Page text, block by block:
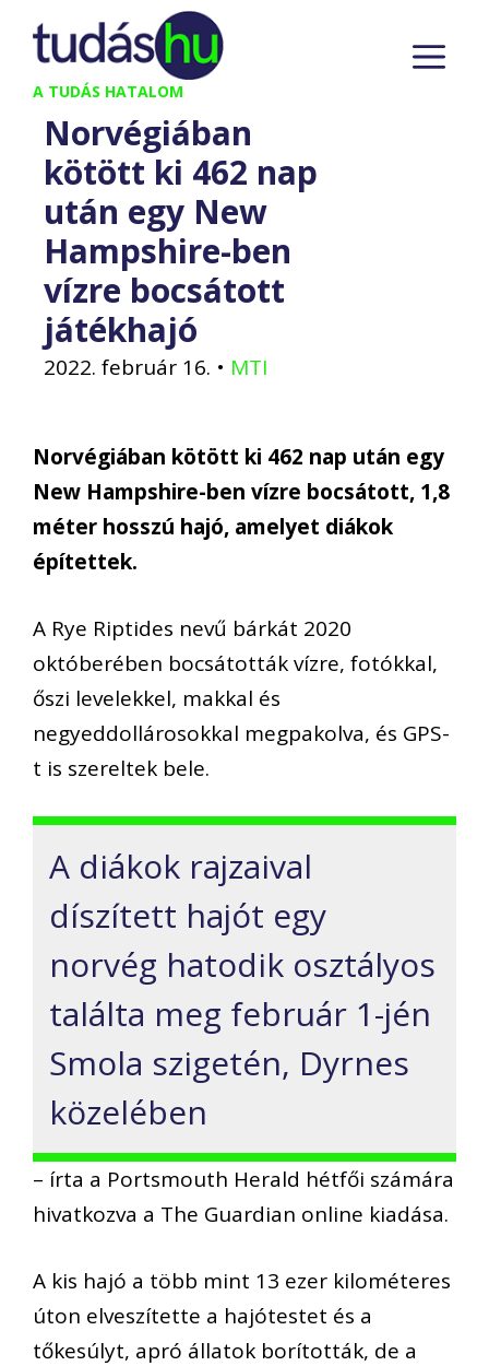
Kilépés
tartalomba
A TUDÁS HATALOM
Norvégiában
kötött ki 462 nap
után egy New
Hampshire-ben
vízre bocsátott
játékhajó
2022. február 16. • MTI
Norvégiában kötött ki 462 nap után egy
New Hampshire-ben vízre bocsátott, 1,8
méter hosszú hajó, amelyet diákok
építettek.
A Rye Riptides nevű bárkát 2020
októberében bocsátották vízre, fotókkal,
őszi levelekkel, makkal és
negyeddollárosokkal megpakolva, és GPS-
t is szereltek bele.
A diákok rajzaival
díszített hajót egy
norvég hatodik osztályos
találta meg február 1-jén
Smola szigetén, Dyrnes
közelében
– írta a Portsmouth Herald hétfői számára
hivatkozva a The Guardian online kiadása.
A kis hajó a több mint 13 ezer kilométeres
úton elveszítette a hajótestet és a
tőkesúlyt, apró állatok borították, de a